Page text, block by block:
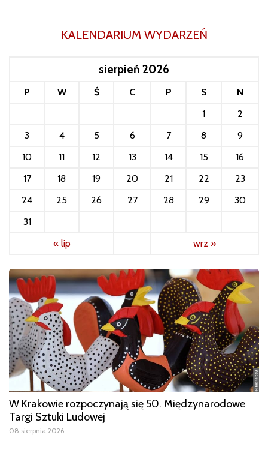
KALENDARIUM WYDARZEŃ
sierpień 2026
P W Ś C P S
N
1
2
3
4 5 6 7 8
9
10
11 12 13 14 15
16
17
18 19 20 21 22
23
24
25 26 27 28 29
30
31
« lip
wrz »
W Krakowie rozpoczynają się 50. Międzynarodowe
Targi Sztuki Ludowej
08 sierpnia 2026